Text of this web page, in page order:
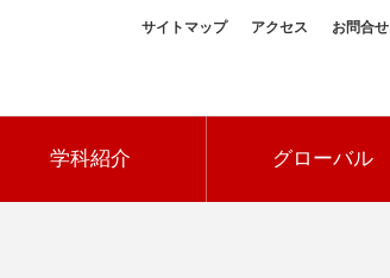
学科紹介 グローバル
ー
サイトマップ アクセス お問合せ